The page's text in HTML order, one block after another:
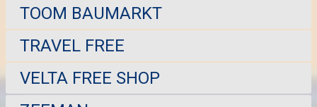
TOOM BAUMARKT
TRAVEL FREE
VELTA FREE SHOP